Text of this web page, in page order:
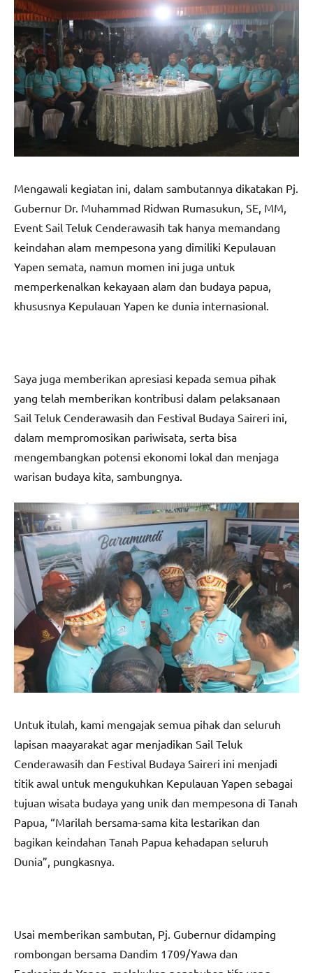
Mengawali kegiatan ini, dalam sambutannya dikatakan Pj.
Gubernur Dr. Muhammad Ridwan Rumasukun, SE, MM,
Event Sail Teluk Cenderawasih tak hanya memandang
keindahan alam mempesona yang dimiliki Kepulauan
Yapen semata, namun momen ini juga untuk
memperkenalkan kekayaan alam dan budaya papua,
khususnya Kepulauan Yapen ke dunia internasional.
Saya juga memberikan apresiasi kepada semua pihak
yang telah memberikan kontribusi dalam pelaksanaan
Sail Teluk Cenderawasih dan Festival Budaya Saireri ini,
dalam mempromosikan pariwisata, serta bisa
mengembangkan potensi ekonomi lokal dan menjaga
warisan budaya kita, sambungnya.
Untuk itulah, kami mengajak semua pihak dan seluruh
lapisan maayarakat agar menjadikan Sail Teluk
Cenderawasih dan Festival Budaya Saireri ini menjadi
titik awal untuk mengukuhkan Kepulauan Yapen sebagai
tujuan wisata budaya yang unik dan mempesona di Tanah
Papua, “Marilah bersama-sama kita lestarikan dan
bagikan keindahan Tanah Papua kehadapan seluruh
Dunia”, pungkasnya.
Usai memberikan sambutan, Pj. Gubernur didamping
rombongan bersama Dandim 1709/Yawa dan